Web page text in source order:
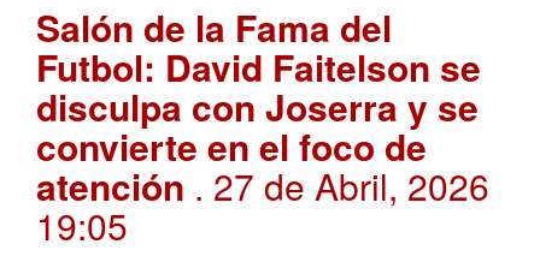
Salón de la Fama del
Futbol: David Faitelson se
disculpa con Joserra y se
convierte en el foco de
atención . 27 de Abril, 2026
19:05